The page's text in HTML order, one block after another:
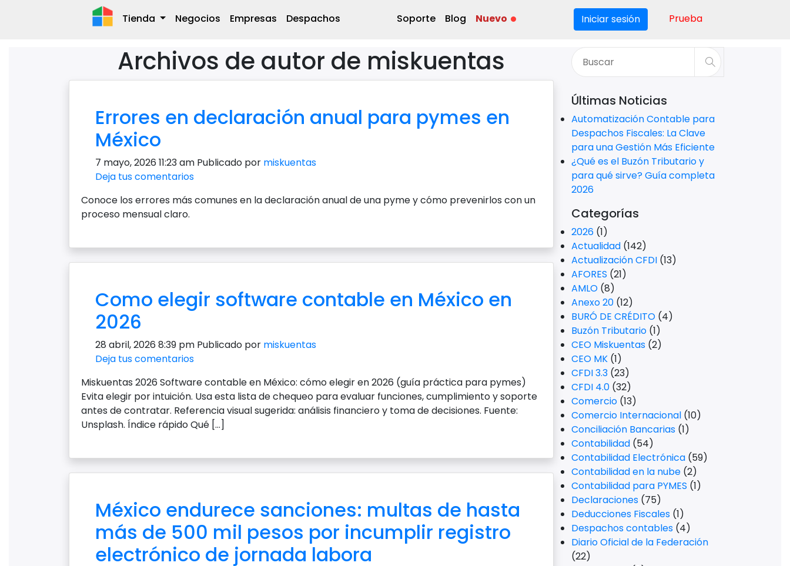
Tienda Negocios Empresas Despachos Soporte Blog Nuevo Iniciar sesión Prueba
Archivos de autor de miskuentas
Errores en declaración anual para pymes en
México
7 mayo, 2026 11:23 am Publicado por miskuentas
Deja tus comentarios
Conoce los errores más comunes en la declaración anual de una pyme y cómo prevenirlos con un
proceso mensual claro.
Como elegir software contable en México en
2026
28 abril, 2026 8:39 pm Publicado por miskuentas
Deja tus comentarios
Miskuentas 2026 Software contable en México: cómo elegir en 2026 (guía práctica para pymes)
Evita elegir por intuición. Usa esta lista de chequeo para evaluar funciones, cumplimiento y soporte
antes de contratar. Referencia visual sugerida: análisis financiero y toma de decisiones. Fuente:
Unsplash. Índice rápido Qué […]
México endurece sanciones: multas de hasta
más de 500 mil pesos por incumplir registro
electrónico de jornada labora
Últimas Noticias
Automatización Contable para
Despachos Fiscales: La Clave
para una Gestión Más Eficiente
¿Qué es el Buzón Tributario y
para qué sirve? Guía completa
2026
Categorías
2026 (1)
Actualidad (142)
Actualización CFDI (13)
AFORES (21)
AMLO (8)
Anexo 20 (12)
BURÓ DE CRÉDITO (4)
Buzón Tributario (1)
CEO Miskuentas (2)
CEO MK (1)
CFDI 3.3 (23)
CFDI 4.0 (32)
Comercio (13)
Comercio Internacional (10)
Conciliación Bancarias (1)
Contabilidad (54)
Contabilidad Electrónica (59)
Contabilidad en la nube (2)
Contabilidad para PYMES (1)
Declaraciones (75)
Deducciones Fiscales (1)
Despachos contables (4)
Diario Oficial de la Federación
(22)